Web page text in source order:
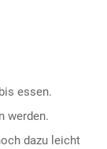
essen.
werden.
dazu leicht